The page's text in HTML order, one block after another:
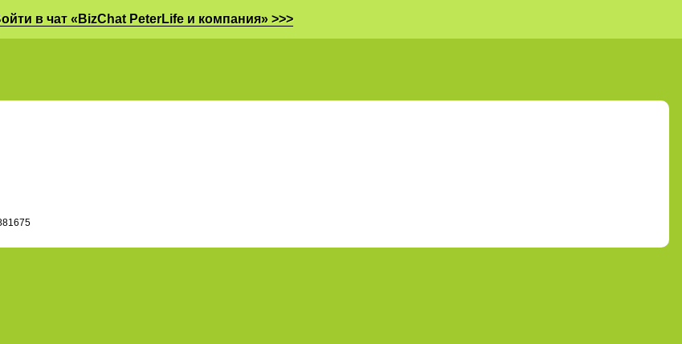
в чат «BizChat PeterLife и компания» >>>